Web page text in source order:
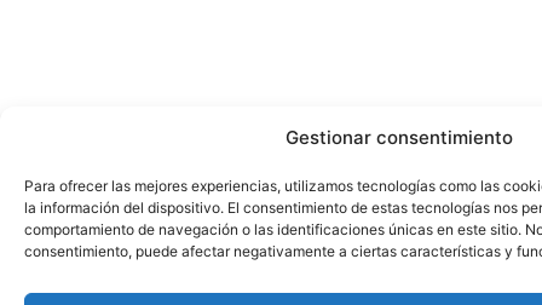
Gestionar consentimiento
Para ofrecer las mejores experiencias, utilizamos tecnologías como las
la información del dispositivo. El consentimiento de estas tecnologías nos
comportamiento de navegación o las identificaciones únicas en este sitio.
consentimiento, puede afectar negativamente a ciertas características y